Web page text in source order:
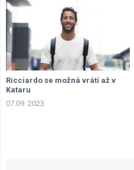
Ricciardo se možná vrátí až v
Kataru
07.09. 2023